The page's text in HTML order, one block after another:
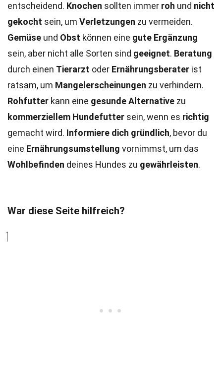
entscheidend. Knochen sollten immer roh und nicht
gekocht sein, um Verletzungen zu vermeiden.
Gemüse und Obst können eine gute Ergänzung
sein, aber nicht alle Sorten sind geeignet. Beratung
durch einen Tierarzt oder Ernährungsberater ist
ratsam, um Mangelerscheinungen zu verhindern.
Rohfutter kann eine gesunde Alternative zu
kommerziellem Hundefutter sein, wenn es richtig
gemacht wird. Informiere dich gründlich, bevor du
eine Ernährungsumstellung vornimmst, um das
Wohlbefinden deines Hundes zu gewährleisten.
War diese Seite hilfreich?